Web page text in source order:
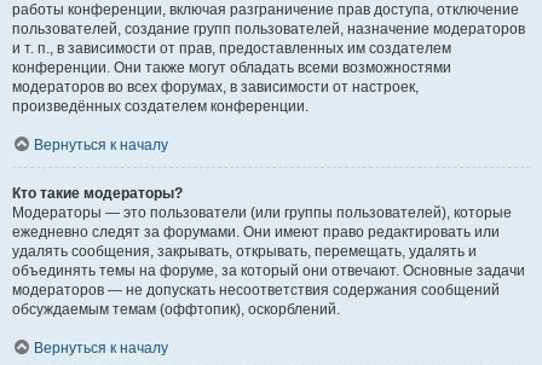
работы конференции, включая разграничение прав доступа, отключение
пользователей, создание групп пользователей, назначение модераторов
и т. п., в зависимости от прав, предоставленных им создателем
конференции. Они также могут обладать всеми возможностями
модераторов во всех форумах, в зависимости от настроек,
произведённых создателем конференции.
Вернуться к началу
Кто такие модераторы?
Модераторы — это пользователи (или группы пользователей), которые
ежедневно следят за форумами. Они имеют право редактировать или
удалять сообщения, закрывать, открывать, перемещать, удалять и
объединять темы на форуме, за который они отвечают. Основные задачи
модераторов — не допускать несоответствия содержания сообщений
обсуждаемым темам (оффтопик), оскорблений.
Вернуться к началу